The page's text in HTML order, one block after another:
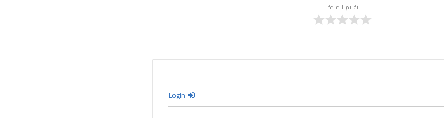
تقييم المادة